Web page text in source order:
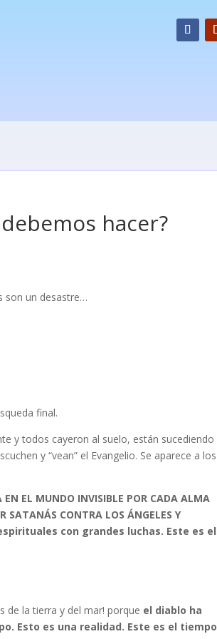
hacer?
son un desastre…
final.
y todos cayeron al suelo, están sucediendo
y “vean” el Evangelio. Se aparece a los
EN EL MUNDO INVISIBLE POR CADA ALMA
SATANÁS CONTRA LOS ÁNGELES Y
con grandes luchas. Este es el
de la tierra y del mar! porque el diablo ha
Esto es una realidad. Este es el tiempo